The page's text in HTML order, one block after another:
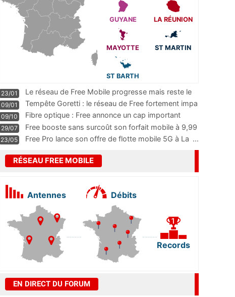
GUYANE LA RÉUNION
MAYOTTE ST MARTIN
ST BARTH
23/01
Le réseau de Free Mobile progresse mais reste le
m
...
09/01
Tempête Goretti : le réseau de Free fortement impa
09/10
Fibre optique : Free annonce un cap important
pass
...
29/07
Free booste sans surcoût son forfait mobile à 9,99
23/05 Free Pro lance son offre de flotte mobile 5G à La ...
RÉSEAU FREE MOBILE
Antennes Débits
Records
EN DIRECT DU FORUM